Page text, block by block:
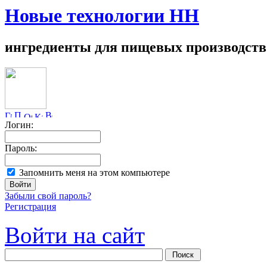
Новые технологии НН
ингредиенты для пищевых производств
Логин:
Пароль:
Запомнить меня на этом компьютере
Забыли свой пароль?
Регистрация
Войти на сайт